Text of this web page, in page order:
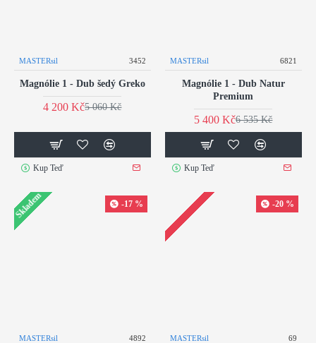
MASTERsil 3452
Magnólie 1 - Dub šedý Greko
4 200 Kč5 060 Kč
Kup Teď
MASTERsil 6821
Magnólie 1 - Dub Natur
Premium
5 400 Kč6 535 Kč
Kup Teď
Skladem -17 %
MASTERsil 4892
-20 %
MASTERsil 69